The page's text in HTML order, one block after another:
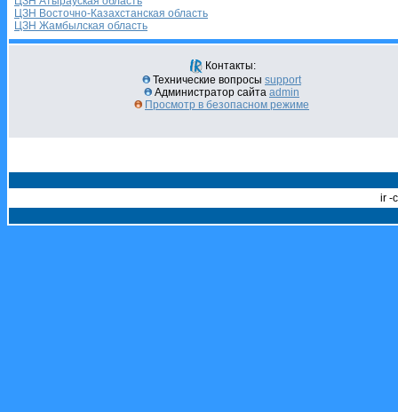
ЦЗН Восточно-Казахстанская область
ЦЗН Жамбылская область
Контакты:
Технические вопросы support
Администратор сайта admin
Просмотр в безопасном режиме
ir -